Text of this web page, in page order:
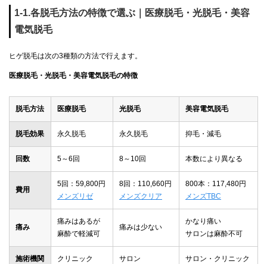
1-1.各脱毛方法の特徴で選ぶ｜医療脱毛・光脱毛・美容
電気脱毛
ヒゲ脱毛は次の3種類の方法で行えます。
医療脱毛・光脱毛・美容電気脱毛の特徴
脱毛方法 医療脱毛 光脱毛 美容電気脱毛
脱毛効果 永久脱毛 永久脱毛 抑毛・減毛
回数 5～6回 8～10回 本数により異なる
費用
5回：59,800円
メンズリゼ
8回：110,660円
メンズクリア
800本：117,480円
メンズTBC
痛み
痛みはあるが
麻酔で軽減可
痛みは少ない
かなり痛い
サロンは麻酔不可
施術機関 クリニック サロン サロン・クリニック